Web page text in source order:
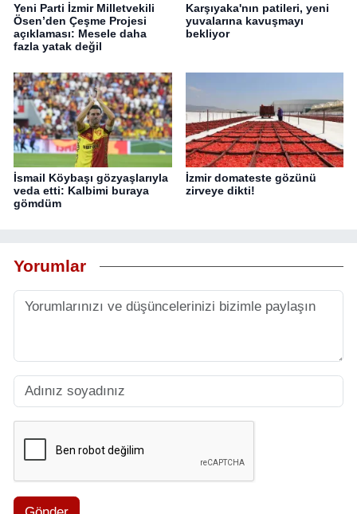
Yeni Parti İzmir Milletvekili
Ösen’den Çeşme Projesi
açıklaması: Mesele daha
fazla yatak değil
Karşıyaka'nın patileri, yeni
yuvalarına kavuşmayı
bekliyor
İsmail Köybaşı gözyaşlarıyla
veda etti: Kalbimi buraya
gömdüm
İzmir domateste gözünü
zirveye dikti!
Yorumlar